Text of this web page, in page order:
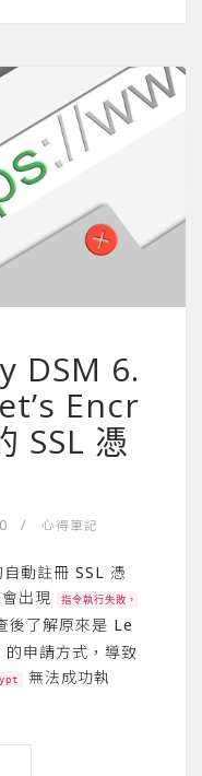
DSM 6.
Encr
SSL 憑
/ 心得筆記
動註冊 SSL 憑
出現
指令執行失敗，
後了解原來是 Le
申請方式，導致
無法成功執